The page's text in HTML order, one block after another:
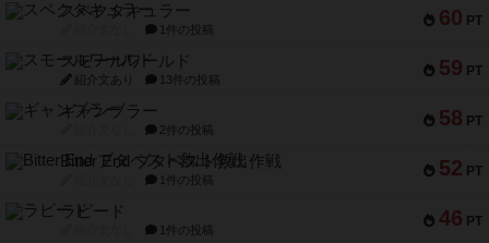
60 PT
スペクタキュラー
1件の投稿
59 PT
スモールワールド
紹介文あり 13件の投稿
58 PT
ギャンブラー
2件の投稿
52 PT
Bitter End ブタペスト救出作戦
1件の投稿
46 PT
ラピード
1件の投稿